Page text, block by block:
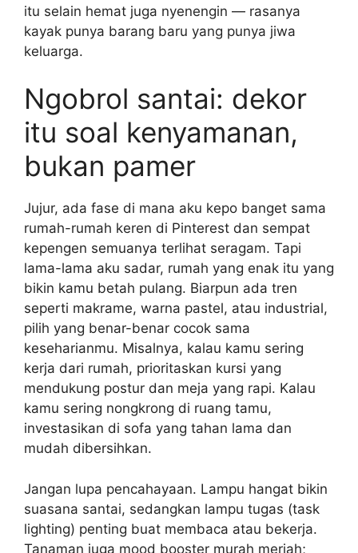
itu selain hemat juga nyenengin — rasanya
kayak punya barang baru yang punya jiwa
keluarga.
Ngobrol santai: dekor
itu soal kenyamanan,
bukan pamer
Jujur, ada fase di mana aku kepo banget sama
rumah-rumah keren di Pinterest dan sempat
kepengen semuanya terlihat seragam. Tapi
lama-lama aku sadar, rumah yang enak itu yang
bikin kamu betah pulang. Biarpun ada tren
seperti makrame, warna pastel, atau industrial,
pilih yang benar-benar cocok sama
keseharianmu. Misalnya, kalau kamu sering
kerja dari rumah, prioritaskan kursi yang
mendukung postur dan meja yang rapi. Kalau
kamu sering nongkrong di ruang tamu,
investasikan di sofa yang tahan lama dan
mudah dibersihkan.
Jangan lupa pencahayaan. Lampu hangat bikin
suasana santai, sedangkan lampu tugas (task
lighting) penting buat membaca atau bekerja.
Tanaman juga mood booster murah meriah;